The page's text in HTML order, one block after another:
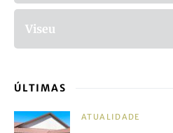
Viseu
ÚLTIMAS
ATUALIDADE